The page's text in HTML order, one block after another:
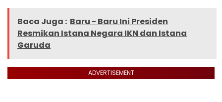
Baca Juga : Baru - Baru Ini Presiden
Resmikan Istana Negara IKN dan Istana
Garuda
ADVERTISEMENT